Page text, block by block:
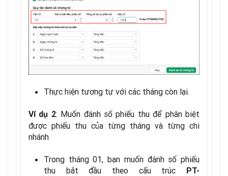
Thực hiện tương tự với các tháng còn lại.
Ví dụ 2: Muốn đánh số phiếu thu để phân biệt
được phiếu thu của từng tháng và từng chi
nhánh
Trong tháng 01, bạn muốn đánh số phiếu
thu bắt đầu theo cấu trúc PT-